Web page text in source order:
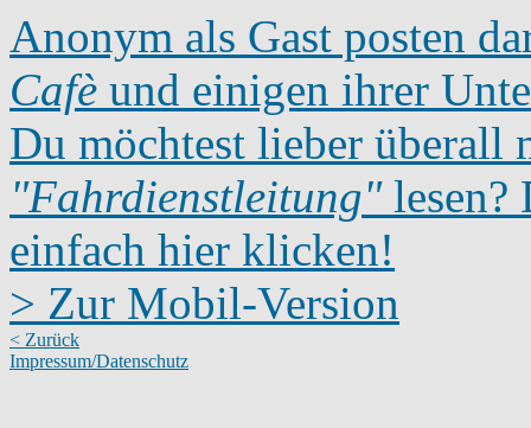
Anonym als Gast posten
Cafè und einigen ihrer
Du möchtest lieber überall
"Fahrdienstleitung"lesen?
einfach hier klicken!
> Zur Mobil-Version
< Zurück
Impressum/Datenschutz